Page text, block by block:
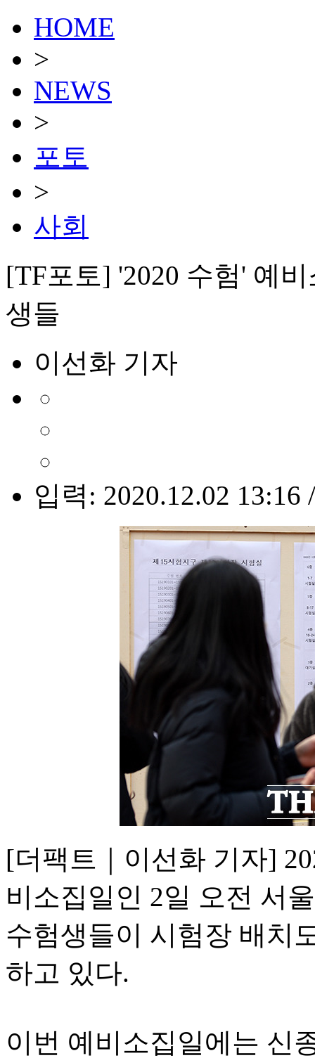
HOME
>
NEWS
>
포토
>
사회
[TF포토] '2020 수험' 예
생들
이선화 기자
입력: 2020.12.02 13:16
[더팩트｜이선화 기자]
비소집일인 2일 오전 서
수험생들이 시험장 배치
하고 있다.
이번 예비소집일에는 신